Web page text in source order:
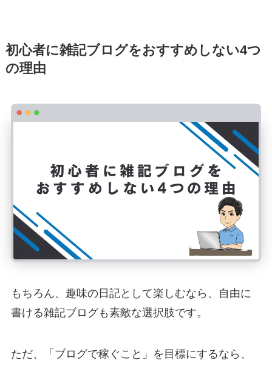
初心者に雑記ブログをおすすめしない4つ
の理由
もちろん、趣味の日記として楽しむなら、自由に
書ける雑記ブログも素敵な選択肢です。
ただ、「ブログで稼ぐこと」を目標にするなら、